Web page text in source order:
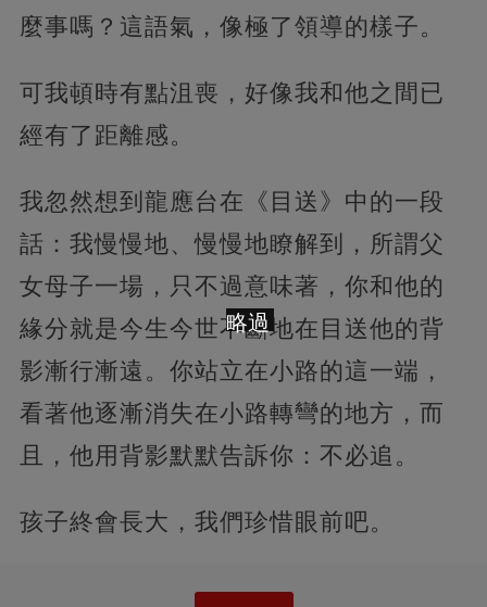
麼事嗎？這語氣，像極了領導的樣子。
可我頓時有點沮喪，好像我和他之間已
經有了距離感。
我忽然想到龍應台在《目送》中的一段
話：我慢慢地、慢慢地瞭解到，所謂父
女母子一場，只不過意味著，你和他的
緣分就是今生今世不斷地在目送他的背
影漸行漸遠。你站立在小路的這一端，
看著他逐漸消失在小路轉彎的地方，而
且，他用背影默默告訴你：不必追。
孩子終會長大，我們珍惜眼前吧。
略過